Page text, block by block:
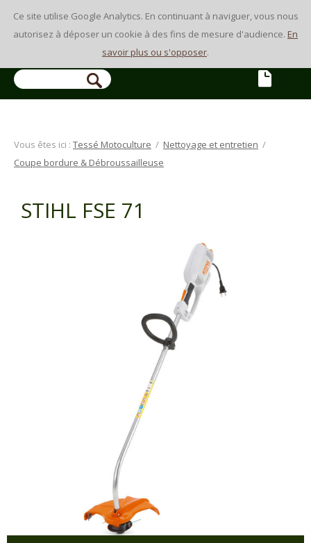
Ce site utilise Google Analytics. En continuant à naviguer, vous nous
autorisez à déposer un cookie à des fins de mesure d'audience. En
savoir plus ou s'opposer.
Vous êtes ici : Tessé Motoculture / Nettoyage et entretien /
Coupe bordure & Débroussailleuse
STIHL FSE 71